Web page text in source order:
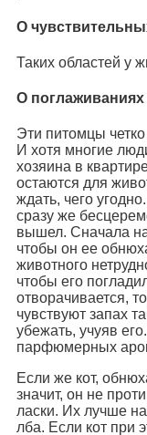
О
Таких областей у
О
Эти питомцы
И хотя многие
хозяина в
остаются для
ждать, чего
сразу же
вышел. Сначала
чтобы он ее
животного
чтобы его
отворачивается,
чувствуют запах
убежать, учуяв
парфюмерных
Если же кот,
значит, он не
ласки. Их лучше
лба. Если кот при